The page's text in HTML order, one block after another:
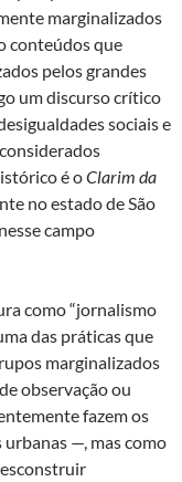
marginalizados
conteúdos que
pelos grandes
um discurso crítico
sociais e
é oClarim da
no estado de São
campo
como “jornalismo
das práticas que
marginalizados
observação ou
fazem os
—, mas como